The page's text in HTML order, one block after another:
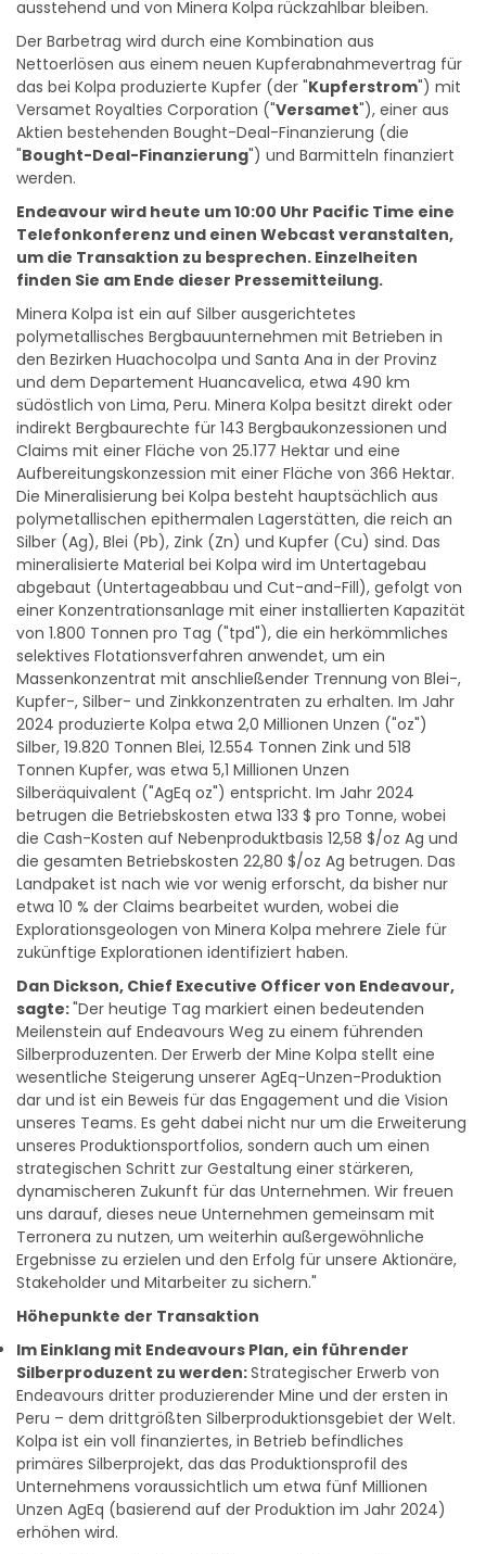
Der Barbetrag wird durch eine Kombination aus
Nettoerlösen aus einem neuen Kupferabnahmevertrag für
das bei Kolpa produzierte Kupfer (der "Kupferstrom") mit
Versamet Royalties Corporation ("Versamet"), einer aus
Aktien bestehenden Bought-Deal-Finanzierung (die
"Bought-Deal-Finanzierung") und Barmitteln finanziert
werden.
Telefonkonferenz und einen Webcast veranstalten,
um die Transaktion zu besprechen. Einzelheiten
finden Sie am Ende dieser Pressemitteilung.
polymetallisches Bergbauunternehmen mit Betrieben in
den Bezirken Huachocolpa und Santa Ana in der Provinz
und dem Departement Huancavelica, etwa 490 km
südöstlich von Lima, Peru. Minera Kolpa besitzt direkt oder
indirekt Bergbaurechte für 143 Bergbaukonzessionen und
Claims mit einer Fläche von 25.177 Hektar und eine
Aufbereitungskonzession mit einer Fläche von 366 Hektar.
Die Mineralisierung bei Kolpa besteht hauptsächlich aus
polymetallischen epithermalen Lagerstätten, die reich an
Silber (Ag), Blei (Pb), Zink (Zn) und Kupfer (Cu) sind. Das
mineralisierte Material bei Kolpa wird im Untertagebau
abgebaut (Untertageabbau und Cut-and-Fill), gefolgt von
einer Konzentrationsanlage mit einer installierten Kapazität
von 1.800 Tonnen pro Tag ("tpd"), die ein herkömmliches
selektives Flotationsverfahren anwendet, um ein
Massenkonzentrat mit anschließender Trennung von Blei-,
Kupfer-, Silber- und Zinkkonzentraten zu erhalten. Im Jahr
2024 produzierte Kolpa etwa 2,0 Millionen Unzen ("oz")
Silber, 19.820 Tonnen Blei, 12.554 Tonnen Zink und 518
Tonnen Kupfer, was etwa 5,1 Millionen Unzen
Silberäquivalent ("AgEq oz") entspricht. Im Jahr 2024
betrugen die Betriebskosten etwa 133 $ pro Tonne, wobei
die Cash-Kosten auf Nebenproduktbasis 12,58 $/oz Ag und
die gesamten Betriebskosten 22,80 $/oz Ag betrugen. Das
Landpaket ist nach wie vor wenig erforscht, da bisher nur
etwa 10 % der Claims bearbeitet wurden, wobei die
Explorationsgeologen von Minera Kolpa mehrere Ziele für
zukünftige Explorationen identifiziert haben.
Dan Dickson, Chief Executive Officer von Endeavour,
sagte:"Der heutige Tag markiert einen bedeutenden
Meilenstein auf Endeavours Weg zu einem führenden
Silberproduzenten. Der Erwerb der Mine Kolpa stellt eine
wesentliche Steigerung unserer AgEq-Unzen-Produktion
dar und ist ein Beweis für das Engagement und die Vision
unseres Teams. Es geht dabei nicht nur um die Erweiterung
unseres Produktionsportfolios, sondern auch um einen
strategischen Schritt zur Gestaltung einer stärkeren,
dynamischeren Zukunft für das Unternehmen. Wir freuen
uns darauf, dieses neue Unternehmen gemeinsam mit
Terronera zu nutzen, um weiterhin außergewöhnliche
Ergebnisse zu erzielen und den Erfolg für unsere Aktionäre,
Stakeholder und Mitarbeiter zu sichern."
Im Einklang mit Endeavours Plan, ein führender
Silberproduzent zu werden:Strategischer Erwerb von
Endeavours dritter produzierender Mine und der ersten in
Peru – dem drittgrößten Silberproduktionsgebiet der Welt.
Kolpa ist ein voll finanziertes, in Betrieb befindliches
primäres Silberprojekt, das das Produktionsprofil des
Unternehmens voraussichtlich um etwa fünf Millionen
Unzen AgEq (basierend auf der Produktion im Jahr 2024)
erhöhen wird.